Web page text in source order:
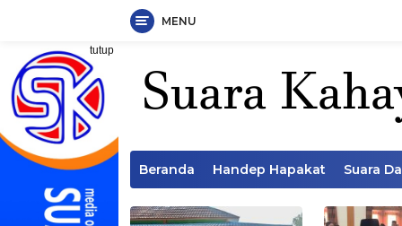
Langsung
konten
MENU
tutup
Beranda Handep Hapakat Suara